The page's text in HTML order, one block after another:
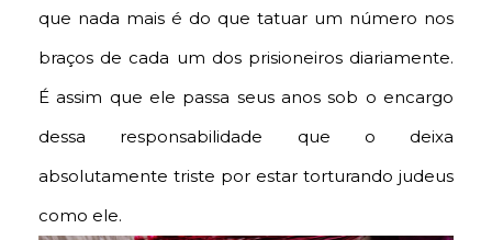
que nada mais é do que tatuar um número nos
braços de cada um dos prisioneiros diariamente.
É assim que ele passa seus anos sob o encargo
dessa responsabilidade que o deixa
absolutamente triste por estar torturando judeus
como ele.